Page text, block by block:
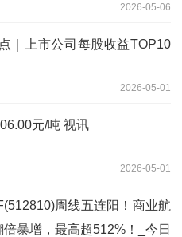
2026-05-06
｜上市公司每股收益TOP10
2026-05-01
元/吨 视讯
2026-05-01
周线五连阳！商业航
暴增，最高超512%！_今日